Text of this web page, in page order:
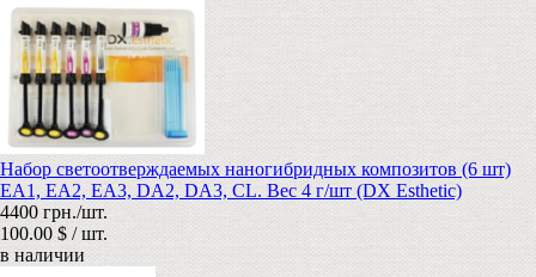
Набор светоотверждаемых наногибридных композитов (6 шт)
EA1, EA2, EA3, DA2, DA3, CL. Вес 4 г/шт (DX Esthetic)
4400 грн./шт.
100.00 $ / шт.
в наличии